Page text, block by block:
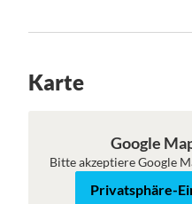
Karte
Satellit
Google
Bitte akzeptiere Google
Privatsphäre-